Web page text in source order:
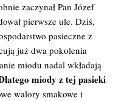
zaczynał Pan Józef
pierwsze ule. Dziś,
pasieczne z
już dwa pokolenia
miodu nadal wkładają
miody z tej pasieki
walory smakowe i